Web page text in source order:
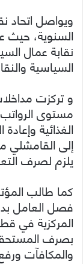
ويواصل اتحاد
نقابة عمال
السياسية
و تركزت
مستوى الرواتب
الغذائية
إلى
يلزم لصرف
فصل العامل
المركزية في
بصرف